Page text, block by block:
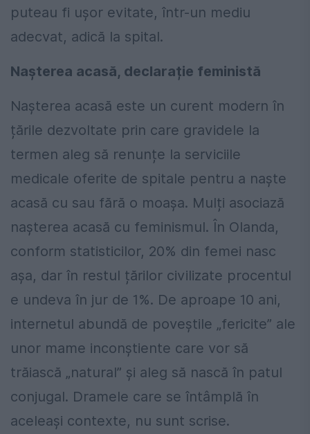
puteau fi ușor evitate, într-un mediu
adecvat, adică la spital.
Nașterea acasă, declarație feministă
Nașterea acasă este un curent modern în
țările dezvoltate prin care gravidele la
termen aleg să renunțe la serviciile
medicale oferite de spitale pentru a naște
acasă cu sau fără o moașa. Mulți asociază
nașterea acasă cu feminismul. În Olanda,
conform statisticilor, 20% din femei nasc
așa, dar în restul țărilor civilizate procentul
e undeva în jur de 1%. De aproape 10 ani,
internetul abundă de poveștile „fericite” ale
unor mame inconștiente care vor să
trăiască „natural” și aleg să nască în patul
conjugal. Dramele care se întâmplă în
aceleași contexte, nu sunt scrise.